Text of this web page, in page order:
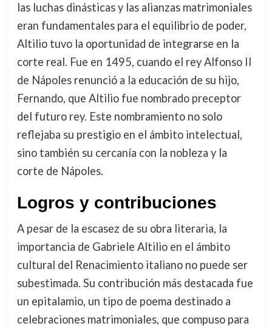
las luchas dinásticas y las alianzas matrimoniales
eran fundamentales para el equilibrio de poder,
Altilio tuvo la oportunidad de integrarse en la
corte real. Fue en 1495, cuando el rey Alfonso II
de Nápoles renunció a la educación de su hijo,
Fernando, que Altilio fue nombrado preceptor
del futuro rey. Este nombramiento no solo
reflejaba su prestigio en el ámbito intelectual,
sino también su cercanía con la nobleza y la
corte de Nápoles.
Logros y contribuciones
A pesar de la escasez de su obra literaria, la
importancia de Gabriele Altilio en el ámbito
cultural del Renacimiento italiano no puede ser
subestimada. Su contribución más destacada fue
un epitalamio, un tipo de poema destinado a
celebraciones matrimoniales, que compuso para